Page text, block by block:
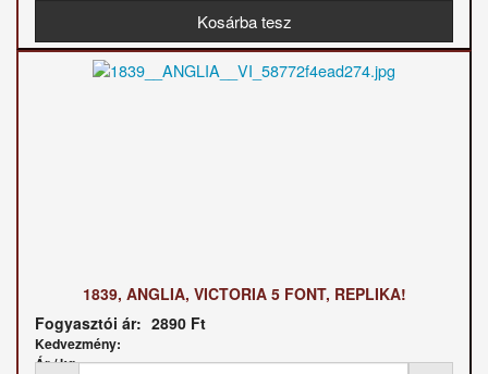
1839, ANGLIA, VICTORIA 5 FONT, REPLIKA!
Fogyasztói ár: 2890 Ft
Kedvezmény:
Ár / kg: